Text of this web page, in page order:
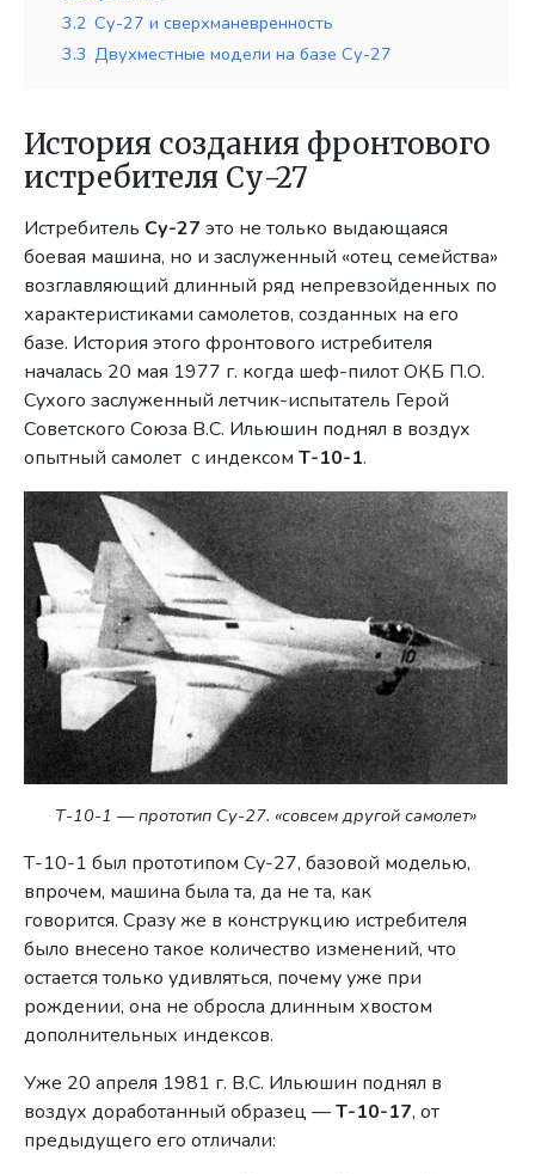
3.2 Су-27 и сверхманевренность
3.3 Двухместные модели на базе Су-27
История создания фронтового
истребителя Су-27
Истребитель Су-27 это не только выдающаяся
боевая машина, но и заслуженный «отец семейства»
возглавляющий длинный ряд непревзойденных по
характеристиками самолетов, созданных на его
базе. История этого фронтового истребителя
началась 20 мая 1977 г. когда шеф-пилот ОКБ П.О.
Сухого заслуженный летчик-испытатель Герой
Советского Союза В.С. Ильюшин поднял в воздух
опытный самолет с индексомТ-10-1.
Т-10-1 — прототип Су-27. «совсем другой самолет»
Т-10-1 был прототипом Су-27, базовой моделью,
впрочем, машина была та, да не та, как
говорится. Сразу же в конструкцию истребителя
было внесено такое количество изменений, что
остается только удивляться, почему уже при
рождении, она не обросла длинным хвостом
дополнительных индексов.
Уже 20 апреля 1981 г. В.С. Ильюшин поднял в
воздух доработанный образец —Т-10-17, от
предыдущего его отличали: